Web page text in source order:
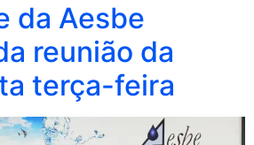
da Aesbe
reunião da
terça-feira